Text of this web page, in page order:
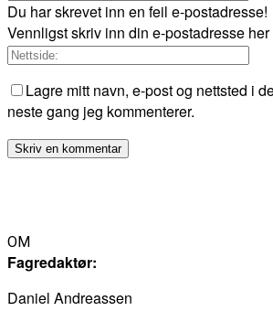
Du har skrevet inn en feil e-postadresse!
Vennligst skriv inn din e-postadresse her
Lagre mitt navn, e-post og nettsted i
neste gang jeg kommenterer.
OM
Fagredaktør:
Daniel Andreassen